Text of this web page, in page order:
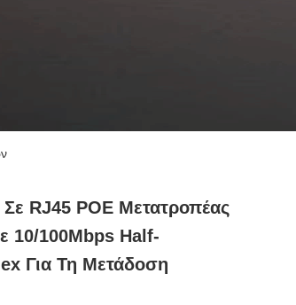
RJ45 POE Μετατροπέας
10/100Mbps Half-
Για Τη Μετάδοση